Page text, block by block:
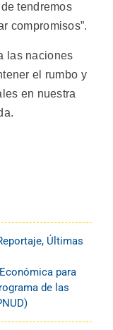
tendremos
compromisos”.
las naciones
el rumbo y
en nuestra
, Últimas
para
de las